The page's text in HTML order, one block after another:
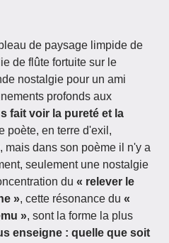
de paysage limpide de
de flûte fortuite sur le
nostalgie pour un ami
profonds aux
fait voir la pureté et la
poète, en terre d'exil,
mais dans son poème il n'y a
seulement une nostalgie
du « relever le
», cette résonance du «
», sont la forme la plus
enseigne : quelle que soit